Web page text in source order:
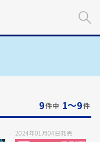
9件中 1〜9件
2024年01月04日発売